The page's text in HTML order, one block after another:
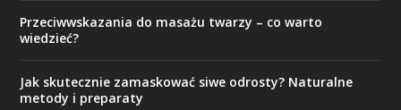
Przeciwwskazania do masażu twarzy – co warto
wiedzieć?
Jak skutecznie zamaskować siwe odrosty? Naturalne
metody i preparaty